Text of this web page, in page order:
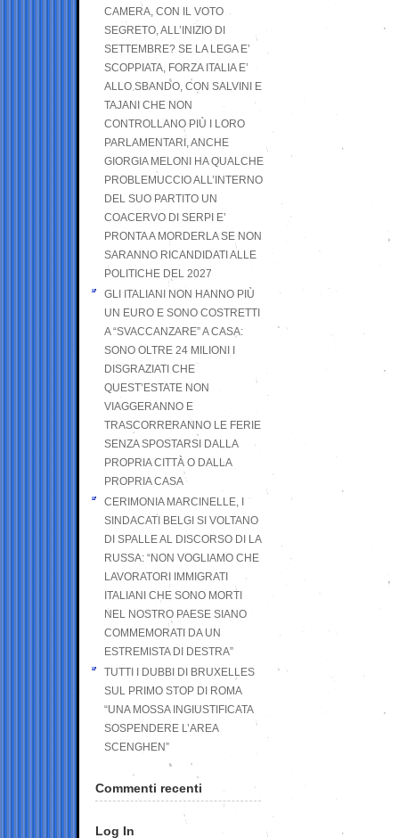
CAMERA, CON IL VOTO
SEGRETO, ALL’INIZIO DI
SETTEMBRE? SE LA LEGA E’
SCOPPIATA, FORZA ITALIA E’
ALLO SBANDO, CON SALVINI E
TAJANI CHE NON
CONTROLLANO PIÙ I LORO
PARLAMENTARI, ANCHE
GIORGIA MELONI HA QUALCHE
PROBLEMUCCIO ALL’INTERNO
DEL SUO PARTITO UN
COACERVO DI SERPI E’
PRONTA A MORDERLA SE NON
SARANNO RICANDIDATI ALLE
POLITICHE DEL 2027
GLI ITALIANI NON HANNO PIÙ
UN EURO E SONO COSTRETTI
A “SVACCANZARE” A CASA:
SONO OLTRE 24 MILIONI I
DISGRAZIATI CHE
QUEST’ESTATE NON
VIAGGERANNO E
TRASCORRERANNO LE FERIE
SENZA SPOSTARSI DALLA
PROPRIA CITTÀ O DALLA
PROPRIA CASA
CERIMONIA MARCINELLE, I
SINDACATI BELGI SI VOLTANO
DI SPALLE AL DISCORSO DI LA
RUSSA: “NON VOGLIAMO CHE
LAVORATORI IMMIGRATI
ITALIANI CHE SONO MORTI
NEL NOSTRO PAESE SIANO
COMMEMORATI DA UN
ESTREMISTA DI DESTRA”
TUTTI I DUBBI DI BRUXELLES
SUL PRIMO STOP DI ROMA
“UNA MOSSA INGIUSTIFICATA
SOSPENDERE L’AREA
SCENGHEN”
Commenti recenti
Log In